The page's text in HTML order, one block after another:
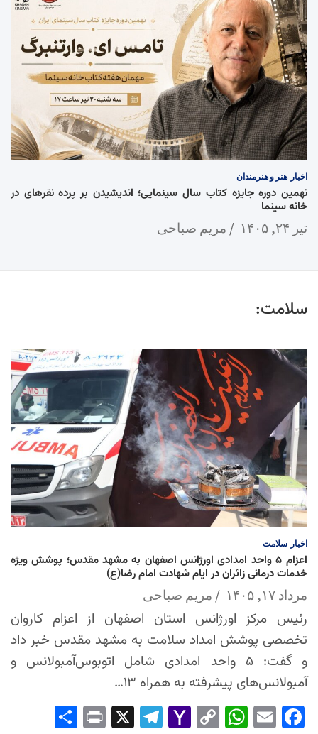
اخبار هنر و هنرمندان
نهمین دوره جایزه کتاب سال سینمایی؛ اندیشیدن بر پرده نقرهای در
خانه سینما
تیر ۲۴, ۱۴۰۵ مریم صباحی
سلامت:
اخبار سلامت
اعزام ۵ واحد امدادی اورژانس اصفهان به مشهد مقدس؛ پوشش ویژه
خدمات درمانی زائران در ایام شهادت امام رضا(ع)
مرداد ۱۷, ۱۴۰۵ مریم صباحی
رئیس مرکز اورژانس استان اصفهان از اعزام کاروان
تخصصی پوشش امداد سلامت به مشهد مقدس خبر داد
و گفت: ۵ واحد امدادی شامل اتوبوس‌آمبولانس و
آمبولانس‌های پیشرفته به همراه ۱۳…
Fac
Em
Wh
Co
Yah
Tel
Pri